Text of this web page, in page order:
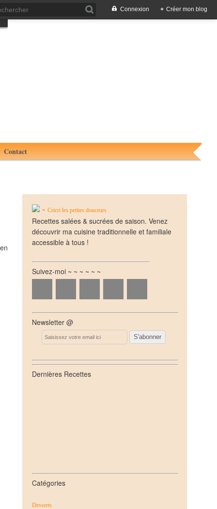
Connexion + Créer mon blog
Contact
~ Cricri les petites douceurs
Recettes salées & sucrées de saison. Venez
découvrir ma cuisine traditionnelle et familiale
accessible à tous !
Suivez-moi ~ ~ ~ ~ ~ ~
Newsletter @
Email
Dernières Recettes
Catégories
Desserts